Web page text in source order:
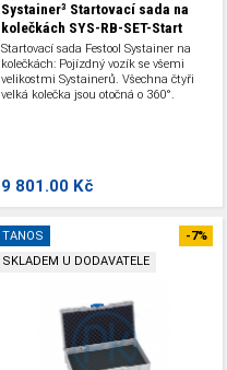
Systainer³ Startovací sada na
kolečkách SYS-RB-SET-Start
Startovací sada Festool Systainer na
kolečkách: Pojízdný vozík se všemi
velikostmi Systainerů. Všechna čtyři
velká kolečka jsou otočná o 360°.
9 801.00 Kč
TANOS
SKLADEM U DODAVATELE
-7%